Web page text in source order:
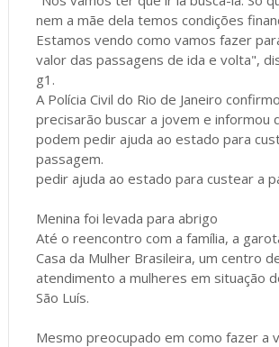
nem a mãe dela temos condições
Estamos vendo como vamos fazer
valor das passagens de ida e volta",
g1.
A Polícia Civil do Rio de Janeiro
precisarão buscar a jovem e informou
podem pedir ajuda ao estado para
passagem.
pedir ajuda ao estado para custear a
Menina foi levada para abrigo
Até o reencontro com a família, a
Casa da Mulher Brasileira, um centro
atendimento a mulheres em situação
São Luís.
Mesmo preocupado em como fazer a